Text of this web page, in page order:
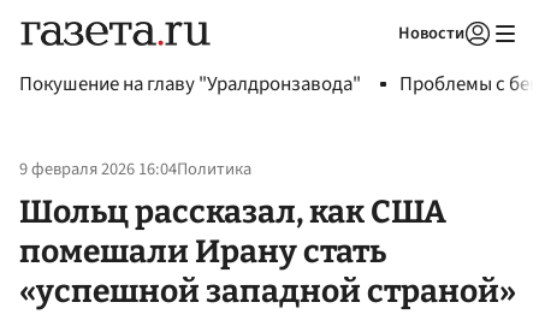
Новости
Покушение на главу "Уралдронзавода" Проблемы с
9 февраля 2026 16:04Политика
Шольц рассказал, как США
помешали Ирану стать
«успешной западной страной»